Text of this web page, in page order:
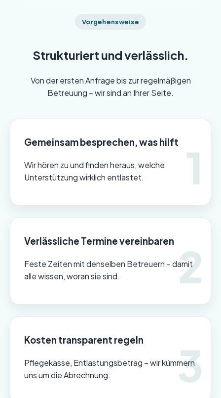
Vorgehensweise
Strukturiert und verlässlich.
Von der ersten Anfrage bis zur regelmäßigen
Betreuung – wir sind an Ihrer Seite.
Gemeinsam besprechen, was hilft
Wir hören zu und finden heraus, welche
Unterstützung wirklich entlastet.
Verlässliche Termine vereinbaren
Feste Zeiten mit denselben Betreuern – damit
alle wissen, woran sie sind.
Kosten transparent regeln
Pflegekasse, Entlastungsbetrag – wir kümmern
uns um die Abrechnung.